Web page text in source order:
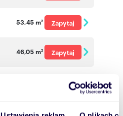
53,45 m2
Zapytaj
46,05 m2
Zapytaj
Zapytaj
Zapytaj